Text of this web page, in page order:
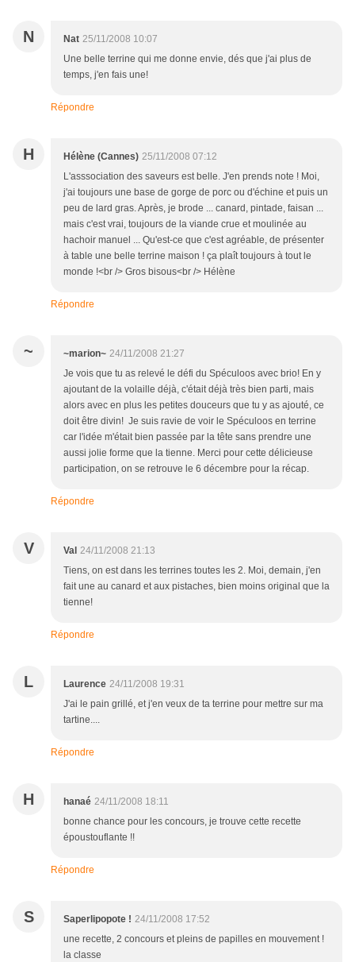
N Nat 25/11/2008 10:07
Une belle terrine qui me donne envie, dés que j'ai plus de
temps, j'en fais une!
Répondre
H Hélène (Cannes) 25/11/2008 07:12
L'asssociation des saveurs est belle. J'en prends note ! Moi,
j'ai toujours une base de gorge de porc ou d'échine et puis un
peu de lard gras. Après, je brode ... canard, pintade, faisan ...
mais c'est vrai, toujours de la viande crue et moulinée au
hachoir manuel ... Qu'est-ce que c'est agréable, de présenter
à table une belle terrine maison ! ça plaît toujours à tout le
monde !<br /> Gros bisous<br /> Hélène
Répondre
~ ~marion~ 24/11/2008 21:27
Je vois que tu as relevé le défi du Spéculoos avec brio! En y
ajoutant de la volaille déjà, c'était déjà très bien parti, mais
alors avec en plus les petites douceurs que tu y as ajouté, ce
doit être divin! Je suis ravie de voir le Spéculoos en terrine
car l'idée m'était bien passée par la tête sans prendre une
aussi jolie forme que la tienne. Merci pour cette délicieuse
participation, on se retrouve le 6 décembre pour la récap.
Répondre
V Val 24/11/2008 21:13
Tiens, on est dans les terrines toutes les 2. Moi, demain, j'en
fait une au canard et aux pistaches, bien moins original que la
tienne!
Répondre
L Laurence 24/11/2008 19:31
J'ai le pain grillé, et j'en veux de ta terrine pour mettre sur ma
tartine....
Répondre
H hanaé 24/11/2008 18:11
bonne chance pour les concours, je trouve cette recette
époustouflante !!
Répondre
S Saperlipopote ! 24/11/2008 17:52
une recette, 2 concours et pleins de papilles en mouvement !
la classe